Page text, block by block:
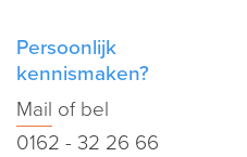
Persoonlijk
kennismaken?
Mail of bel
0162 - 32 26 66